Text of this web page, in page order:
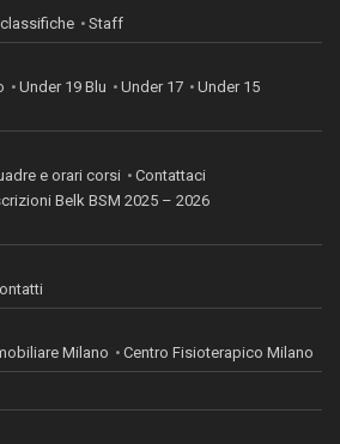
Staff
Under 19 Blu Under 17
Under 15
e orari corsi
Contattaci
Belk BSM 2025 – 2026
Milano Centro Fisioterapico Milano